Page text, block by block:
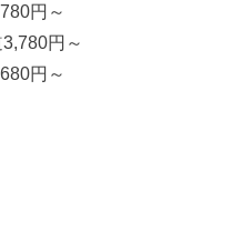
円～
円～
円～